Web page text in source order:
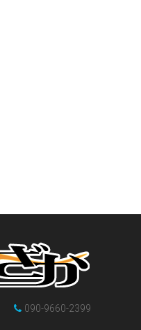
090-9660-2399